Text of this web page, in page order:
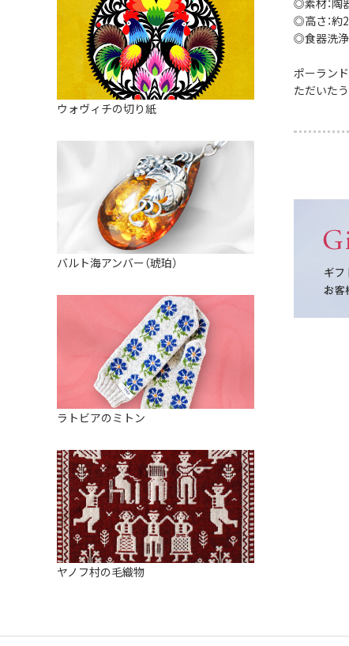
◎高さ：約
◎食器洗浄
ポーラン
ただいた
バスケット
装飾用タイル・プレート
ミニチュア
天使さま
カードスタンド
マグネット
すべて見る
ウォヴィチの切り紙
バルト海アンバー（琥珀）
ラトビアのミトン
ヤノフ村の毛織物